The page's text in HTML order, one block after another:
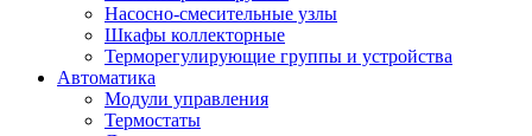
Насосно-смесительные узлы
Шкафы коллекторные
Терморегулирующие группы и устройства
Автоматика
Модули управления
Термостаты